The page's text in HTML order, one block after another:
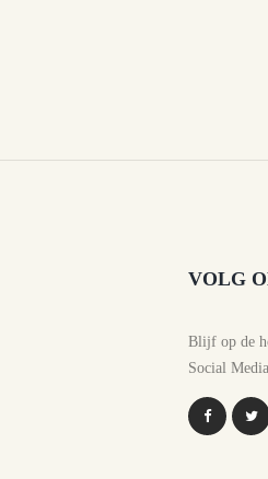
VOLG
Blijf op de
Social Media